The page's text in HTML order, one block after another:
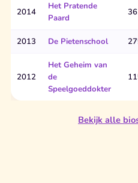
2014
Het Pratende
Paard
2013 De Pietenschool
2012
Het Geheim van
de
Speelgoeddokter
Bekijk alle